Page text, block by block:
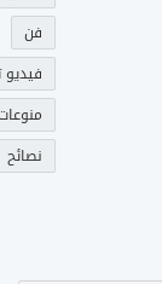
فن
فيديو
نصائح